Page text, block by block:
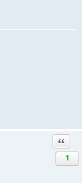
1